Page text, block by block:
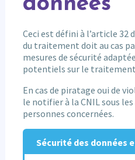
Ceci est défini à l’article 32
du traitement doit au cas
mesures de sécurité
potentiels sur le
En cas de piratage oui de
le notifier à la CNIL sous les
personnes concernées.
Sécurité des données